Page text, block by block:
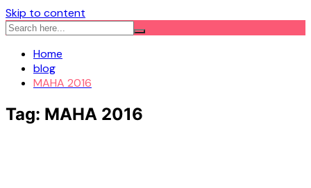
Skip to content
Home
blog
MAHA 2016
Tag: MAHA 2016